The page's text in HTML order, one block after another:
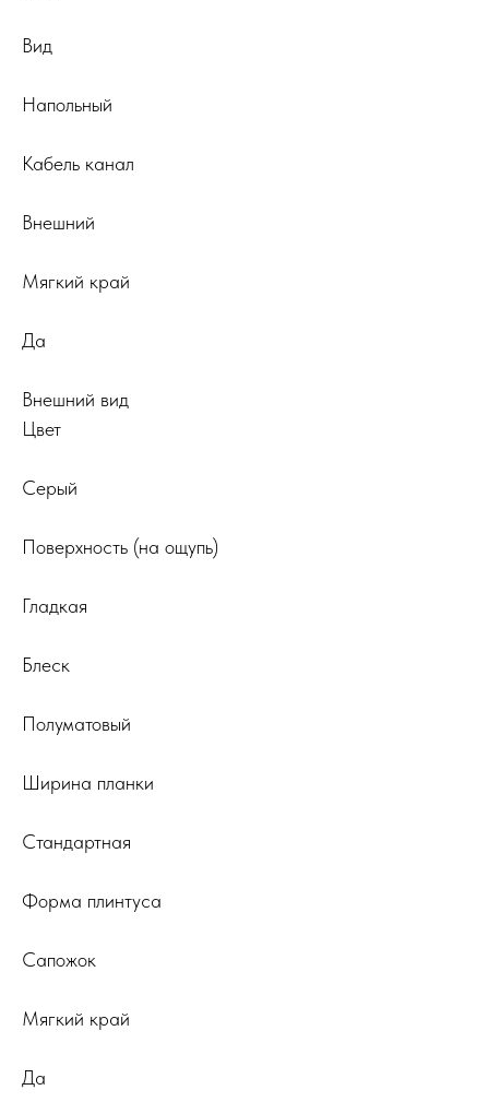
Вид
Напольный
Кабель канал
Внешний
Мягкий край
Да
Внешний вид
Цвет
Серый
Поверхность (на ощупь)
Гладкая
Блеск
Полуматовый
Ширина планки
Стандартная
Форма плинтуса
Сапожок
Мягкий край
Да